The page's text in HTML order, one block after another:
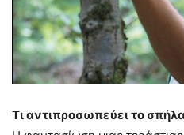
Τι αντιπροσωπεύει το